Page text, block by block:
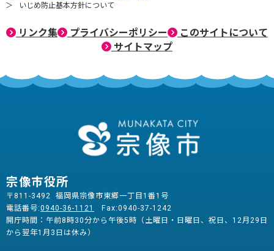
いじめ防止基本方針について
リンク集 プライバシーポリシー
このサイトについて
サイトマップ
宗像市役所
〒811-3492 福岡県宗像市東郷一丁目1番1号
電話番号:0940-36-1121
Fax:0940-37-1242
開庁時間：午前8時30分から午後5時（土曜日・日曜日、祝日、12月29日
から翌年1月3日は休み）